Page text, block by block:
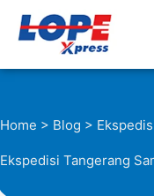
Home > Blog >
Ekspedisi Tangerang